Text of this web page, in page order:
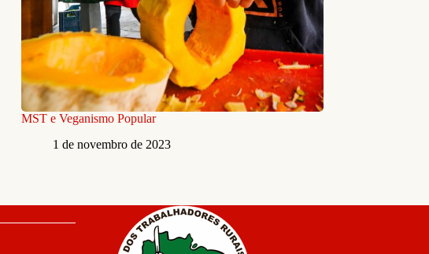
MST e Veganismo Popular
1 de novembro de 2023